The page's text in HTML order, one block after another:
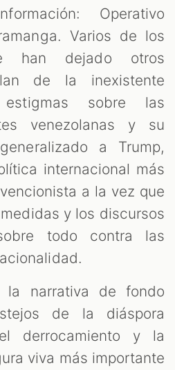
Operativo
Varios de los
han dejado otros
de la inexistente
sobre las
venezolanas y su
a Trump,
internacional más
a la vez que
y los discursos
todo contra las
la narrativa de fondo
de la diáspora
derrocamiento y la
viva más importante